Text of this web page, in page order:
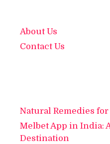
About Us
Contact Us
Natural Remedies
Melbet App in India:
Destination